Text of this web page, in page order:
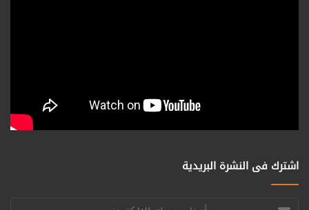
اشترك فى النشرة البريدية
أدخل